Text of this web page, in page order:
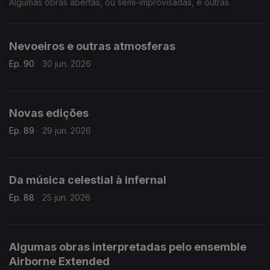
Algumas obras abertas, ou semi-improvisadas, e outras.
Nevoeiros e outras atmosferas
Ep. 90 30 jun. 2026
Novas edições
Ep. 89 29 jun. 2026
Da música celestial à infernal
Ep. 88 25 jun. 2026
Algumas obras interpretadas pelo ensemble
Airborne Extended